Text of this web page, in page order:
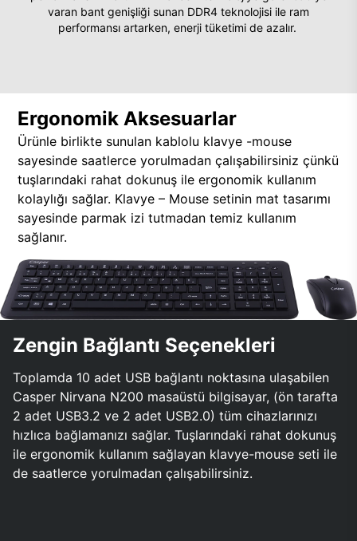
varan bant genişliği sunan DDR4 teknolojisi ile ram
performansı artarken, enerji tüketimi de azalır.
Ergonomik Aksesuarlar
Ürünle birlikte sunulan kablolu klavye -mouse
sayesinde saatlerce yorulmadan çalışabilirsiniz çünkü
tuşlarındaki rahat dokunuş ile ergonomik kullanım
kolaylığı sağlar. Klavye – Mouse setinin mat tasarımı
sayesinde parmak izi tutmadan temiz kullanım
sağlanır.
Zengin Bağlantı Seçenekleri
Toplamda 10 adet USB bağlantı noktasına ulaşabilen
Casper Nirvana N200 masaüstü bilgisayar, (ön tarafta
2 adet USB3.2 ve 2 adet USB2.0) tüm cihazlarınızı
hızlıca bağlamanızı sağlar. Tuşlarındaki rahat dokunuş
ile ergonomik kullanım sağlayan klavye-mouse seti ile
de saatlerce yorulmadan çalışabilirsiniz.